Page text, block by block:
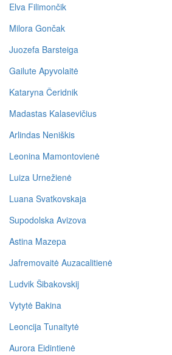
Elva Filimončik
Milora Gončak
Juozefa Barsteiga
Gailute Apyvolaitė
Kataryna Čeridnik
Madastas Kalasevičius
Arlindas Neniškis
Leonina Mamontovienė
Luiza Urnežienė
Luana Svatkovskaja
Supodolska Avizova
Astina Mazepa
Jafremovaitė Auzacalitienė
Ludvik Šibakovskij
Vytytė Bakina
Leoncija Tunaitytė
Aurora Eidintienė